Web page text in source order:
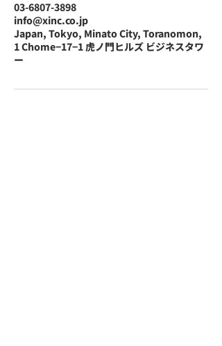
03-6807-3898
info@xinc.co.jp
Japan, Tokyo, Minato City, Toranomon,
1 Chome−17−1 虎ノ門ヒルズ ビジネスタワ
ー